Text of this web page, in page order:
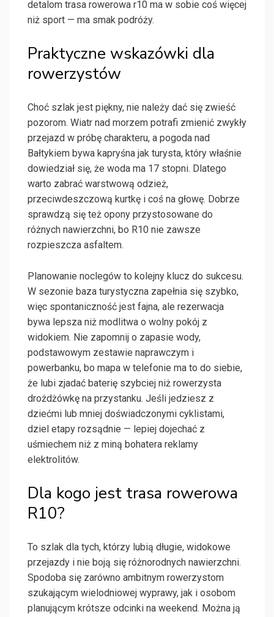
detalom trasa rowerowa r10 ma w sobie coś więcej
niż sport — ma smak podróży.
Praktyczne wskazówki dla
rowerzystów
Choć szlak jest piękny, nie należy dać się zwieść
pozorom. Wiatr nad morzem potrafi zmienić zwykły
przejazd w próbę charakteru, a pogoda nad
Bałtykiem bywa kapryśna jak turysta, który właśnie
dowiedział się, że woda ma 17 stopni. Dlatego
warto zabrać warstwową odzież,
przeciwdeszczową kurtkę i coś na głowę. Dobrze
sprawdzą się też opony przystosowane do
różnych nawierzchni, bo R10 nie zawsze
rozpieszcza asfaltem.
Planowanie noclegów to kolejny klucz do sukcesu.
W sezonie baza turystyczna zapełnia się szybko,
więc spontaniczność jest fajna, ale rezerwacja
bywa lepsza niż modlitwa o wolny pokój z
widokiem. Nie zapomnij o zapasie wody,
podstawowym zestawie naprawczym i
powerbanku, bo mapa w telefonie ma to do siebie,
że lubi zjadać baterię szybciej niż rowerzysta
drożdżówkę na przystanku. Jeśli jedziesz z
dziećmi lub mniej doświadczonymi cyklistami,
dziel etapy rozsądnie — lepiej dojechać z
uśmiechem niż z miną bohatera reklamy
elektrolitów.
Dla kogo jest trasa rowerowa
R10?
To szlak dla tych, którzy lubią długie, widokowe
przejazdy i nie boją się różnorodnych nawierzchni.
Spodoba się zarówno ambitnym rowerzystom
szukającym wielodniowej wyprawy, jak i osobom
planującym krótsze odcinki na weekend. Można ją